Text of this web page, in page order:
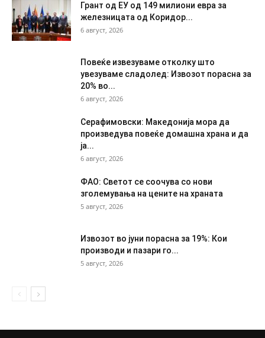
Грант од ЕУ од 149 милиони евра за
железницата од Коридор...
6 август, 2026
Повеќе извезуваме отколку што
увезуваме сладолед: Извозот порасна за
20% во...
6 август, 2026
Серафимовски: Македонија мора да
произведува повеќе домашна храна и да
ја...
6 август, 2026
ФАО: Светот се соочува со нови
зголемувања на цените на храната
5 август, 2026
Извозот во јуни порасна за 19%: Кои
производи и пазари го...
5 август, 2026